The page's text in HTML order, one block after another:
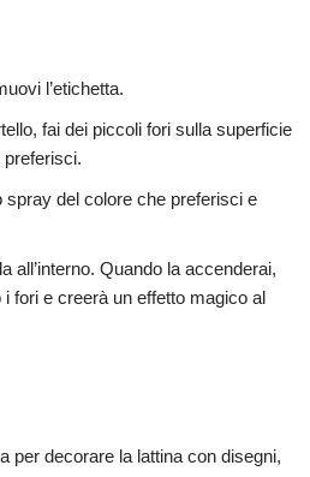
l’etichetta.
fai dei piccoli fori sulla superficie
spray del colore che preferisci e
all’interno. Quando la accenderai,
fori e creerà un effetto magico al
per decorare la lattina con disegni,